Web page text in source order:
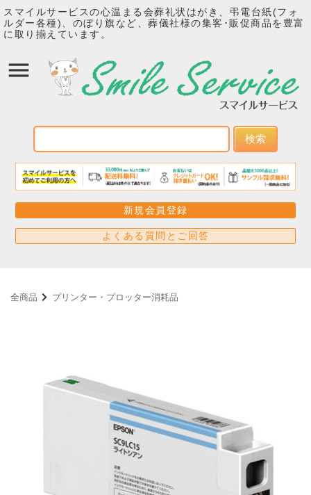
スマイルサービスの心温まる会葬礼状はがき、弔電台紙(フォ
ルダー各種)、のぼり旗など、葬儀社様の集客･販促商品を豊富
に取り揃えています。
検索
新規会員登録
よくある質問とご回答
全商品 プリンター・プロッター消耗品